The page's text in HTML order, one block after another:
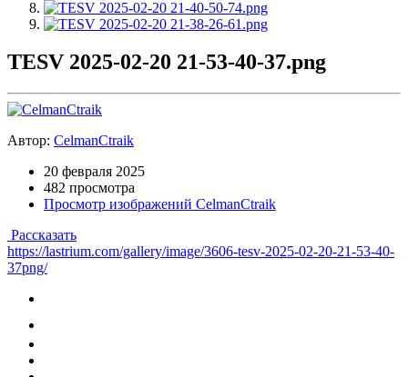
TESV 2025-02-20 21-53-40-37.png
Автор: CelmanCtraik
20 февраля 2025
482 просмотра
Просмотр изображений CelmanCtraik
Рассказать
https://lastrium.com/gallery/image/3606-tesv-2025-02-20-21-53-40-
37png/